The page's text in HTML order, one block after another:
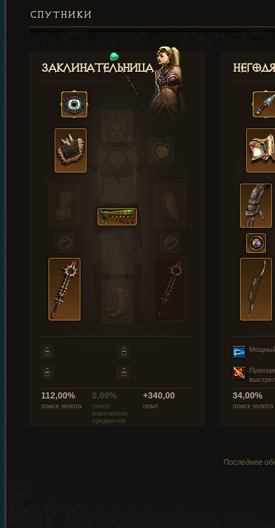
СПУТНИКИ
Заклинательница
112,00%
поиск золота
0,00%
поиск
магических
предметов
+340,00
опыт
выстрел
34,00%
поиск золота
Последнее